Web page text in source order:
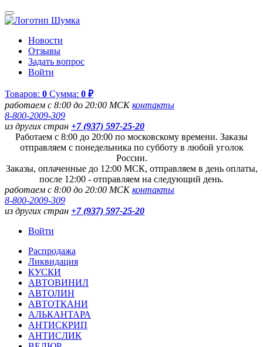
Новости
Отзывы
Задать вопрос
Войти
Товаров: 0 Сумма: 0 ₽
работаем с 8:00 до 20:00 МСКконтакты
8-800-2009-309
из других стран +7 (937) 597-25-20
Работаем с 8:00 до 20:00 по московскому времени. Заказы
отправляем с понедельника по субботу в любой уголок
России.
Заказы, оплаченные до 12:00 МСК, отправляем в день оплаты,
после 12:00 - отправляем на следующий день.
работаем с 8:00 до 20:00 МСКконтакты
8-800-2009-309
из других стран +7 (937) 597-25-20
Войти
Распродажа
Ликвидация
КУСКИ
АВТОВИНИЛ
АВТОЛИН
АВТОТКАНИ
АЛЬКАНТАРА
АНТИСКРИП
АНТИСЛИК